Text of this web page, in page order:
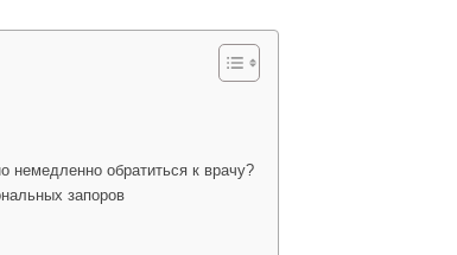
немедленно обратиться к врачу?
запоров